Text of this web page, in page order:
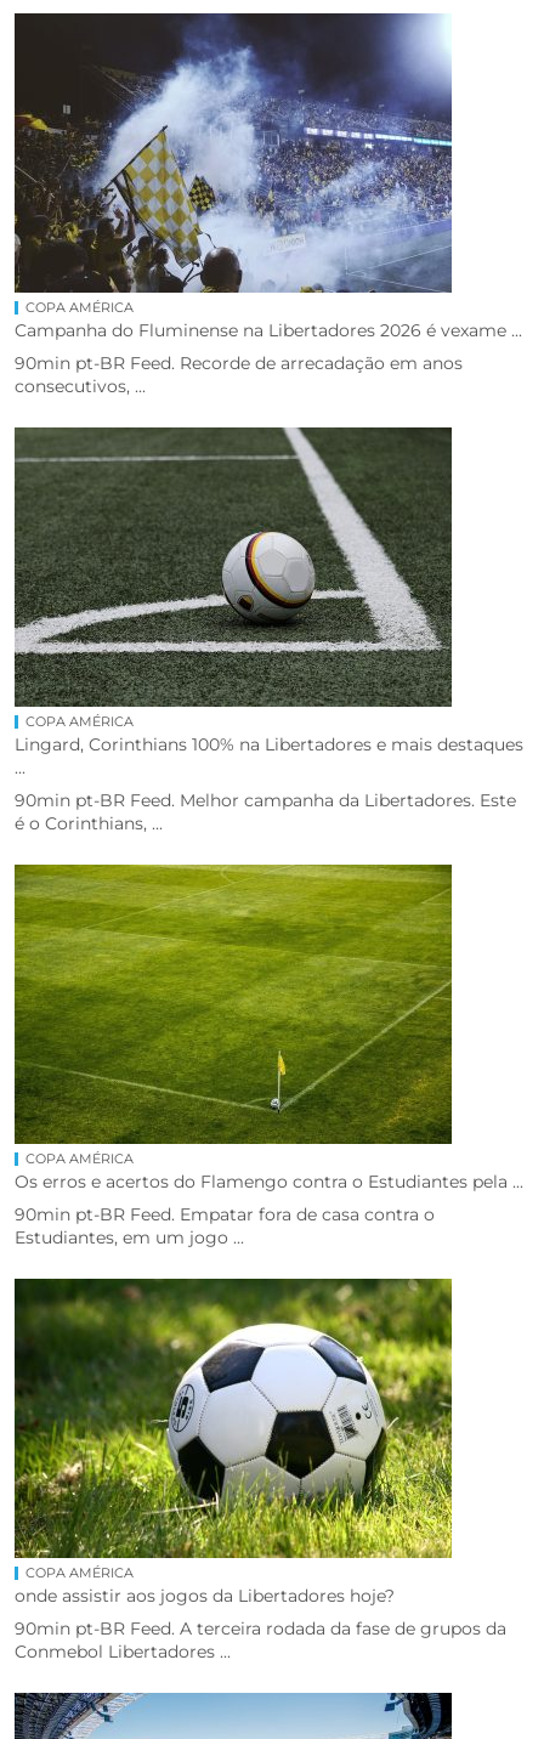
COPA AMÉRICA
Campanha do Fluminense na Libertadores 2026 é vexame ...
90min pt-BR Feed. Recorde de arrecadação em anos
consecutivos, ...
COPA AMÉRICA
Lingard, Corinthians 100% na Libertadores e mais destaques
...
90min pt-BR Feed. Melhor campanha da Libertadores. Este
é o Corinthians, ...
COPA AMÉRICA
Os erros e acertos do Flamengo contra o Estudiantes pela ...
90min pt-BR Feed. Empatar fora de casa contra o
Estudiantes, em um jogo ...
COPA AMÉRICA
onde assistir aos jogos da Libertadores hoje?
90min pt-BR Feed. A terceira rodada da fase de grupos da
Conmebol Libertadores ...